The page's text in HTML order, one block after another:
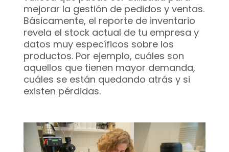
mejorar la gestión de pedidos y ventas.
Básicamente, el reporte de inventario
revela el stock actual de tu empresa y
datos muy específicos sobre los
productos. Por ejemplo, cuáles son
aquellos que tienen mayor demanda,
cuáles se están quedando atrás y si
existen pérdidas.